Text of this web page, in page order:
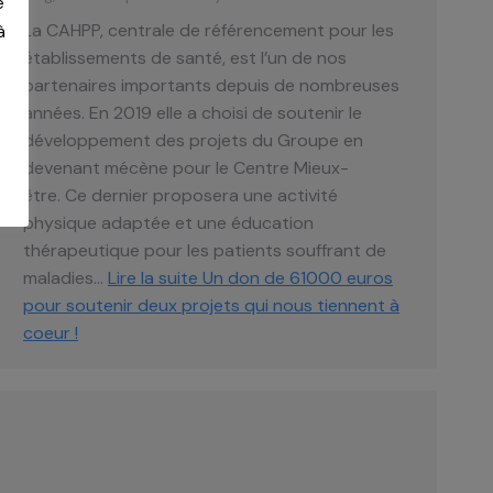
La CAHPP, centrale de référencement pour les
établissements de santé, est l’un de nos
partenaires importants depuis de nombreuses
années. En 2019 elle a choisi de soutenir le
développement des projets du Groupe en
devenant mécène pour le Centre Mieux-
être. Ce dernier proposera une activité
physique adaptée et une éducation
thérapeutique pour les patients souffrant de
maladies… Lire la suite Un don de 61000 euros
pour soutenir deux projets qui nous tiennent à
coeur !